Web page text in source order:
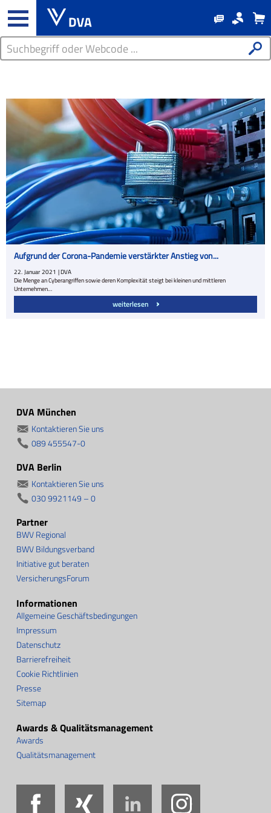
Aufgrund der Corona-Pandemie verstärkter Anstieg von...
22. Januar 2021 | DVA
Die Menge an Cyberangriffen sowie deren Komplexität steigt bei kleinen und mittleren
Unternehmen…
weiterlesen
DVA München
Kontaktieren Sie uns
089 455547-0
DVA Berlin
Kontaktieren Sie uns
030 9921149 – 0
Informationen
Allgemeine Geschäftsbedingungen
Impressum
Datenschutz
Barrierefreiheit
Cookie Richtlinien
Presse
Sitemap
Partner
BWV Regional
BWV Bildungsverband
Initiative gut beraten
VersicherungsForum
Awards & Qualitätsmanagement
Awards
Qualitätsmanagement
Facebook
Xing LinkedIn